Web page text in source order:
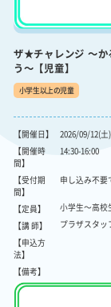
ザ★チャレンジ ～か
う～【児童】
小学生以上の児童
【開催日】
2026/09/12(土)
【開催時
間】
14:30-16:00
【受付期
間】
申し込み不要
【定員】
小学生～高校
【講 師】
プラザスタッ
【申込方
法】
【備考】